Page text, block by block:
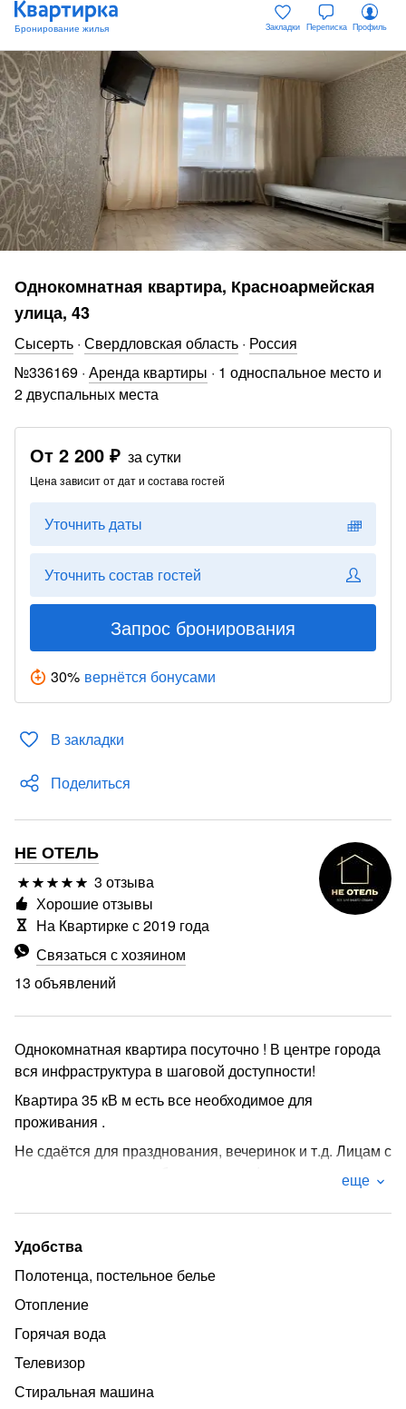
Закладки Переписка Профиль
Однокомнатная квартира, Красноармейская
улица, 43
Сысерть · Свердловская область · Россия
№336169 · Аренда квартиры · 1 односпальное место и
2 двуспальных места
От 2 200 ₽ за сутки
Цена зависит от дат и состава гостей
Уточнить даты
Уточнить состав гостей
Запрос бронирования
30% вернётся бонусами
В закладки
Поделиться
НЕ ОТЕЛЬ
3 отзыва
Связаться с хозяином
13 объявлений
Хорошие отзывы
На Квартирке с 2019 года
Однокомнатная квартира посуточно ! В центре города
вся инфраструктура в шаговой доступности!
Квартира 35 кВ м есть все необходимое для
проживания .
Не сдаётся для празднования, вечеринок и т.д. Лицам с
С юридическими и физическими лицами
Официальные документы для отчета !!!
аренды.
еще
Удобства
Полотенца, постельное белье
Отопление
Горячая вода
Телевизор
Стиральная машина